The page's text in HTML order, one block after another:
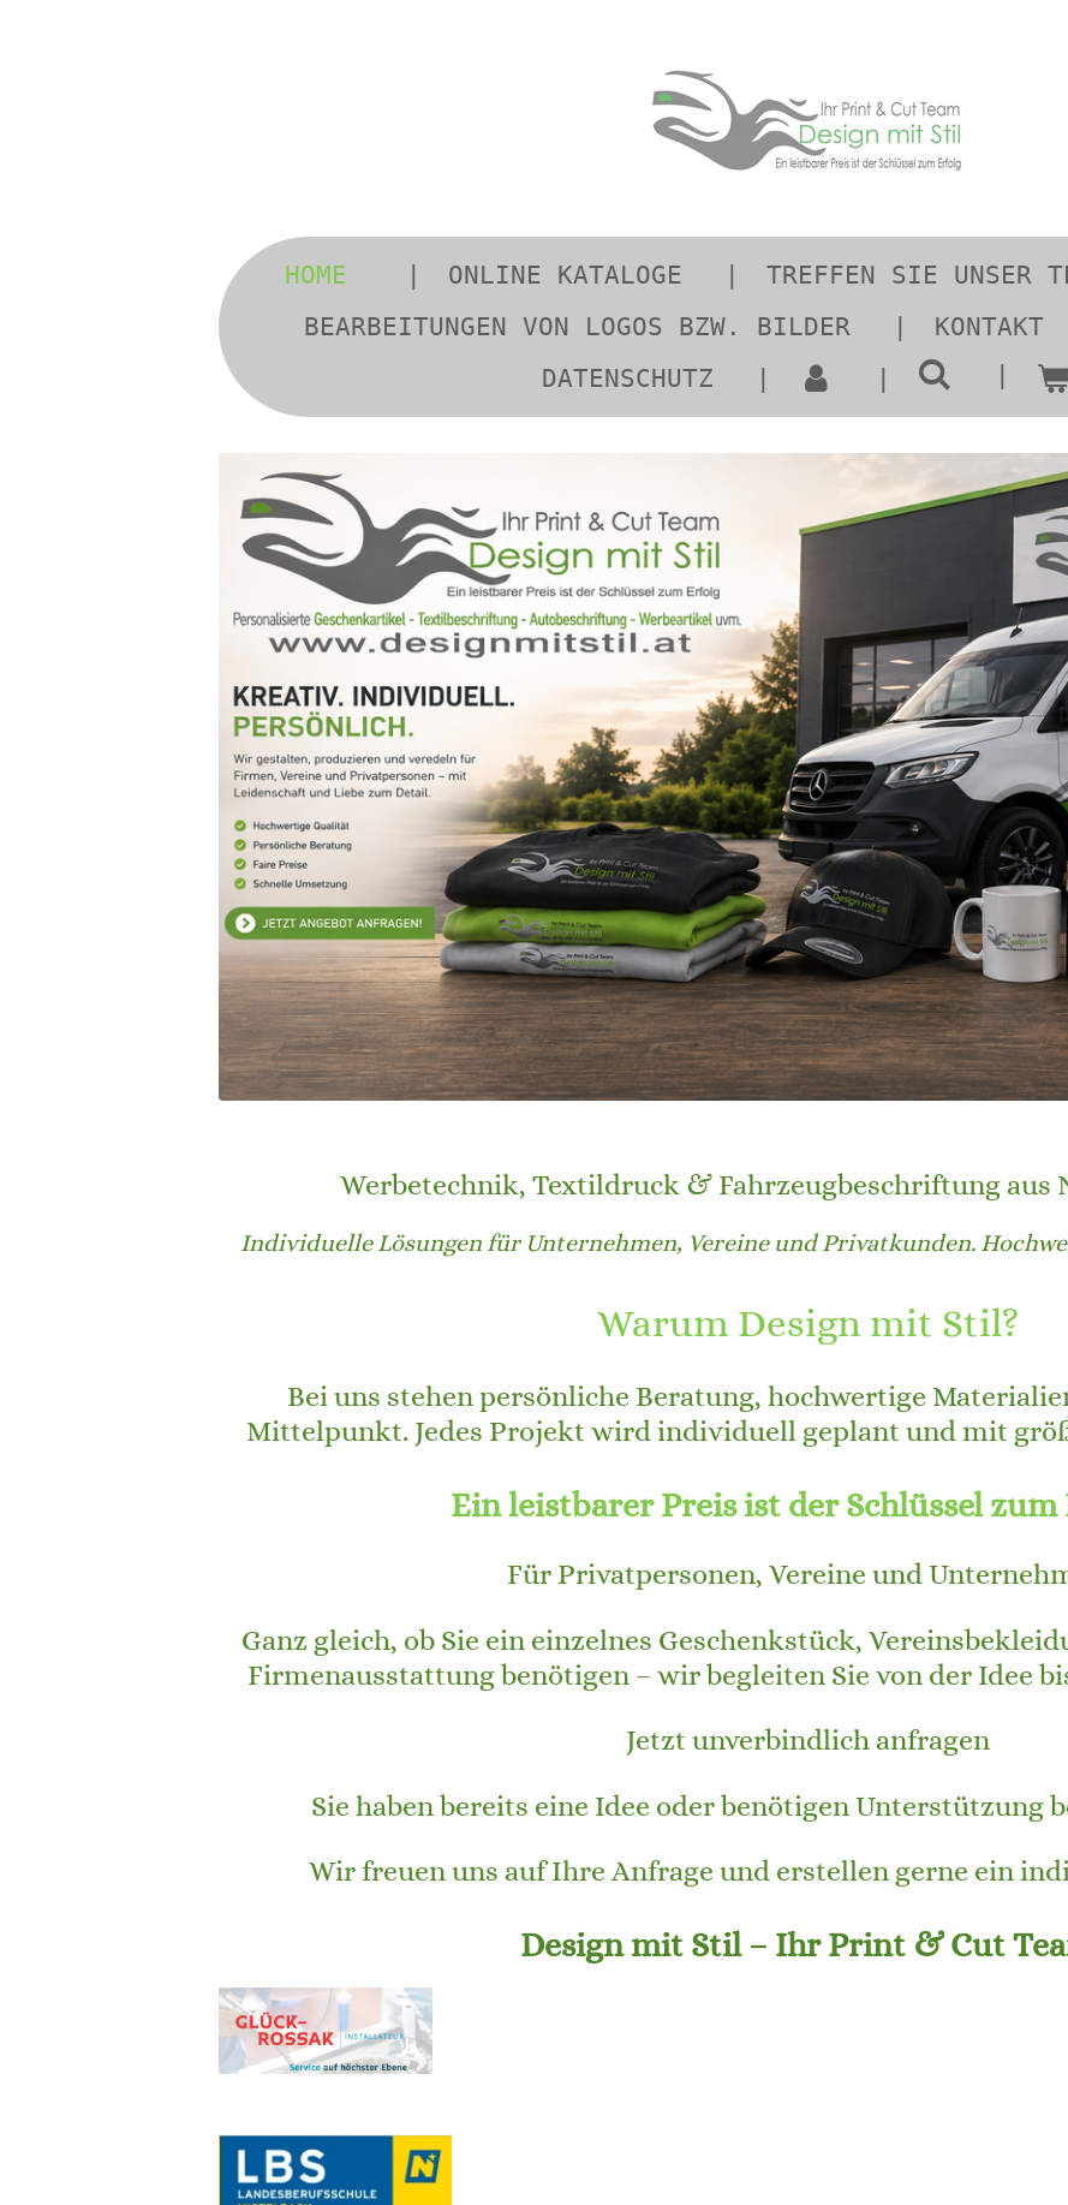
HOME ONLINE KATALOGE TREFFEN SIE UNSER
BEARBEITUNGEN VON LOGOS BZW. BILDER
KONTAKT
DATENSCHUTZ
Werbetechnik, Textildruck & Fahrzeugbeschriftung aus
Individuelle Lösungen für Unternehmen, Vereine und Privatkunden.
Warum Design mit Stil?
Bei uns stehen persönliche Beratung, hochwertige
Mittelpunkt. Jedes Projekt wird individuell geplant und mit
Ein leistbarer Preis ist der Schlüssel zum
Für Privatpersonen, Vereine und
Ganz gleich, ob Sie ein einzelnes Geschenkstück,
Firmenausstattung benötigen – wir begleiten Sie von der Idee
Jetzt unverbindlich anfragen
Sie haben bereits eine Idee oder benötigen Unterstützung
Wir freuen uns auf Ihre Anfrage und erstellen gerne ein
Design mit Stil – Ihr Print & Cut